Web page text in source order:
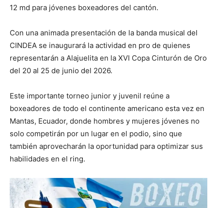
12 md para jóvenes boxeadores del cantón.
Con una animada presentación de la banda musical del
CINDEA se inaugurará la actividad en pro de quienes
representarán a Alajuelita en la XVI Copa Cinturón de Oro
del 20 al 25 de junio del 2026.
Este importante torneo junior y juvenil reúne a
boxeadores de todo el continente americano esta vez en
Mantas, Ecuador, donde hombres y mujeres jóvenes no
solo competirán por un lugar en el podio, sino que
también aprovecharán la oportunidad para optimizar sus
habilidades en el ring.